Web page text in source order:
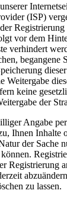
(ISP)
vor dem
verhindert
begangene
Weitergabe
keine
der
Angabe
Ihnen Inhalte
der Sache
Registrierung
zu lassen.